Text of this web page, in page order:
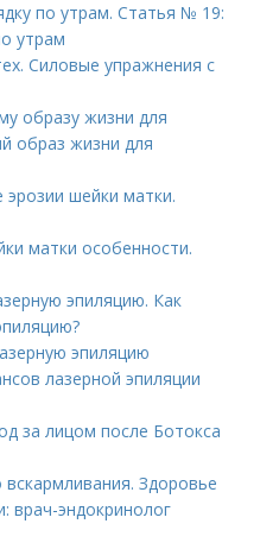
по утрам. Статья № 19:
утрам
Силовые упражнения с
образу жизни для
образ жизни для
шейки матки.
матки особенности.
эпиляцию. Как
эпиляцию
лазерной эпиляции
за лицом после Ботокса
Здоровье
врач-эндокринолог